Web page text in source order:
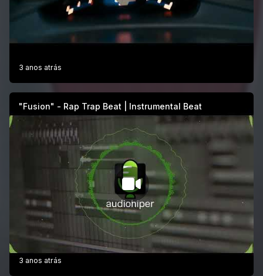
3 anos atrás
"Fusion" - Rap Trap Beat | Instrumental Beat
3 anos atrás